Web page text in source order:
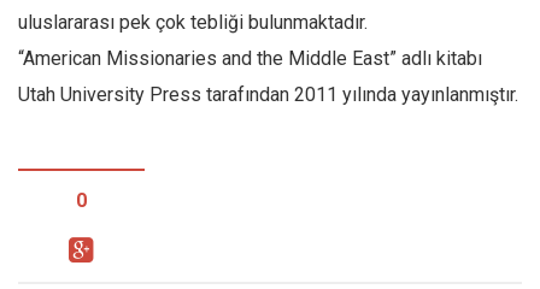
uluslararası pek çok tebliği bulunmaktadır.
“American Missionaries and the Middle East” adlı kitabı
Utah University Press tarafından 2011 yılında yayınlanmıştır.
0